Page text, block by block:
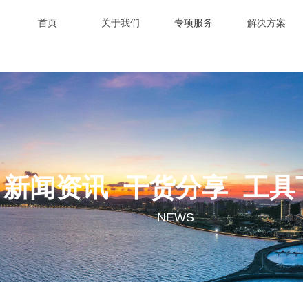
首页 关于我们 专项服务 解决方案
新闻资讯 干货分享 工具
NEWS